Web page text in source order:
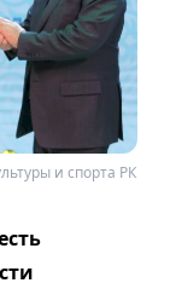
и спорта РК